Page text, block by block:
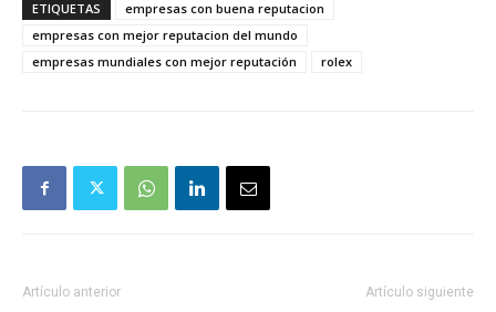
ETIQUETAS
empresas con buena reputacion
empresas con mejor reputacion del mundo
empresas mundiales con mejor reputación
rolex
Artículo anterior Artículo siguiente